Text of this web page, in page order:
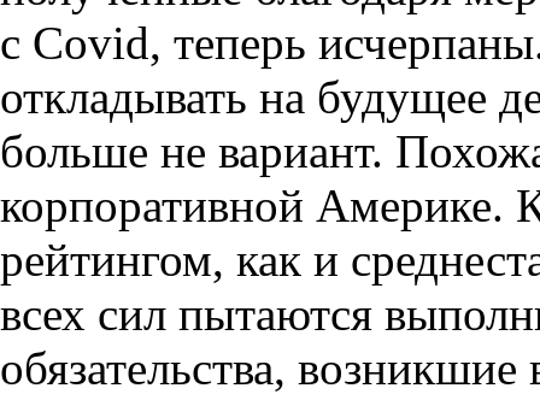
с Covid, теперь
откладывать на будущее
больше не вариант.
корпоративной Америке.
рейтингом, как и
всех сил пытаются
обязательства,